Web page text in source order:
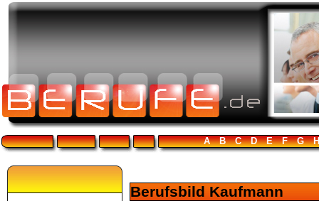
A B C D E F G H
Berufsbild Kaufmann